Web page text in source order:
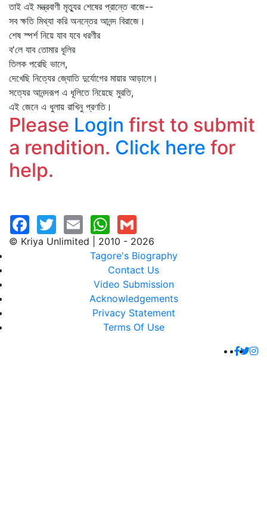
তাই এই মন্ত্রবাণী মৃত্যুর শেষের প্রান্তে বাজে--
সব ক্ষতি মিথ্যা করি অনন্তের আনন্দ বিরাজে।
শেষ স্পর্শ নিয়ে যাব যবে ধরণীর
ব'লে যাব তোমার ধূলির
তিলক পরেছি ভালে,
দেখেছি নিত্যের জ্যোতি দুর্যোগের মায়ার আড়ালে।
সত্যের আনন্দরূপ এ ধূলিতে নিয়েছে মুরতি,
এই জেনে এ ধুলায় রাখিনু প্রণতি।
Please Login first to submit
a rendition. Click here for
help.
© Kriya Unlimited | 2010 - 2026
Tagore's Biography
Contact Us
Video Submission
Acknowledgements
Privacy Statement
Terms Of Use